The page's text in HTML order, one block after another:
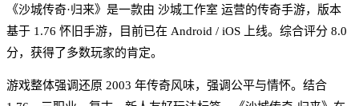
《沙城传奇·归来》是一款由 沙城工作室 运营的传奇手游，版本
基于 1.76 怀旧手游，目前已在 Android / iOS 上线。综合评分 8.0
分，获得了多数玩家的肯定。
游戏整体强调还原 2003 年传奇风味，强调公平与情怀。结合